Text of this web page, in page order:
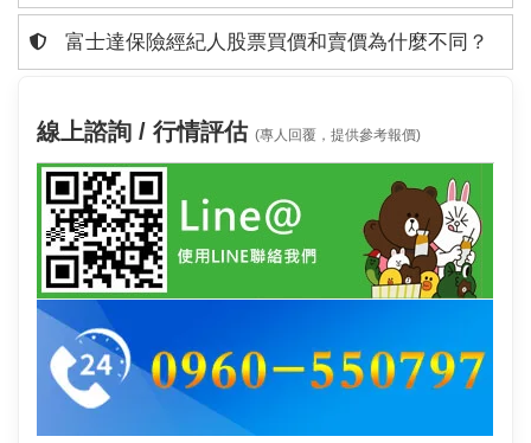
富士達保險經紀人股票買價和賣價為什麼不同？
線上諮詢 / 行情評估 (專人回覆，提供參考報價)